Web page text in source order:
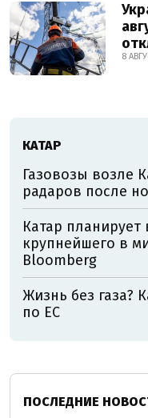
8
КАТАР
Газовозы возле
радаров после
Катар планирует
крупнейшего в
Bloomberg
Жизнь без газа?
по ЕС
ПОСЛЕДНИЕ